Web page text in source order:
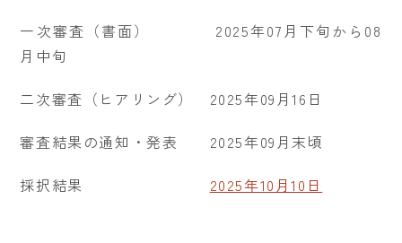
一次審査（書面） 2025年07月下旬から08
月中旬
二次審査（ヒアリング） 2025年09月16日
審査結果の通知・発表 2025年09月末頃
採択結果 2025年10月10日